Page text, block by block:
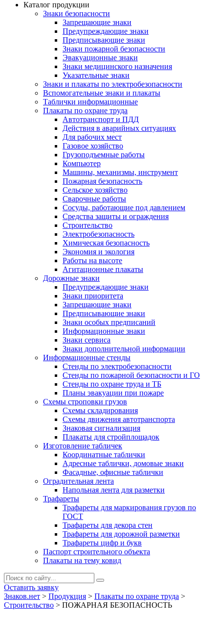
Каталог продукции
Знаки безопасности
Запрещающие знаки
Предупреждающие знаки
Предписывающие знаки
Знаки пожарной безопасности
Эвакуационные знаки
Знаки медицинского назначения
Указательные знаки
Знаки и плакаты по электробезопасности
Вспомогательные знаки и плакаты
Таблички информационные
Плакаты по охране труда
Автотранспорт и ПДД
Действия в аварийных ситуациях
Для рабочих мест
Газовое хозяйство
Грузоподъемные работы
Компьютер
Машины, механизмы, инструмент
Пожарная безопасность
Сельское хозяйство
Сварочные работы
Сосуды, работающие под давлением
Средства защиты и ограждения
Строительство
Электробезопасность
Химическая безопасность
Экономия и экология
Работы на высоте
Агитационные плакаты
Дорожные знаки
Предупреждающие знаки
Знаки приоритета
Запрещающие знаки
Предписывающие знаки
Знаки особых предписаний
Информационные знаки
Знаки сервиса
Знаки дополнительной информации
Информационные стенды
Стенды по электробезопасности
Стенды по пожарной безопасности и ГО
Стенды по охране труда и ТБ
Планы эвакуации при пожаре
Схемы строповки грузов
Схемы складирования
Схемы движения автотранспорта
Знаковая сигнализация
Плакаты для стройплощадок
Изготовление табличек
Координатные таблички
Адресные таблички, домовые знаки
Фасадные, офисные таблички
Оградительная лента
Напольная лента для разметки
Трафареты
Трафареты для маркирования грузов по
ГОСТ
Трафареты для декора стен
Трафареты для дорожной разметки
Трафареты цифр и букв
Паспорт строительного объекта
Плакаты на тему ковид
Оставить заявку
Знаков.нет > Продукция > Плакаты по охране труда >
Строительство > ПОЖАРНАЯ БЕЗОПАСНОСТЬ